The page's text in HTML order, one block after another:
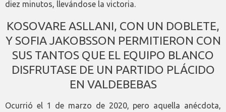
diez minutos, llevándose la victoria.
KOSOVARE ASLLANI, CON UN DOBLETE,
Y SOFIA JAKOBSSON PERMITIERON CON
SUS TANTOS QUE EL EQUIPO BLANCO
DISFRUTASE DE UN PARTIDO PLÁCIDO
EN VALDEBEBAS
Ocurrió el 1 de marzo de 2020, pero aquella anécdota,